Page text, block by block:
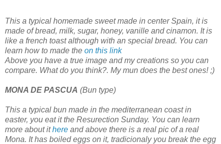
This a typical homemade sweet made in center Spain, it is
made of bread, milk, sugar, honey, vanille and cinamon. It is
like a french toast although with an special bread. You can
learn how to made the on this link
Above you have a true image and my creations so you can
compare. What do you think?. My mun does the best ones! ;)
MONA DE PASCUA (Bun type)
This a typical bun made in the mediterranean coast in
easter, you eat it the Resurection Sunday. You can learn
more about ithere and above there is a real pic of a real
Mona. It has boiled eggs on it, tradicionaly you break the egg